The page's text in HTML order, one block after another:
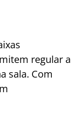
regular a
sala. Com